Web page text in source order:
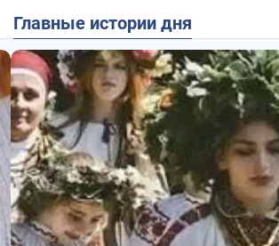
Главные истории дня